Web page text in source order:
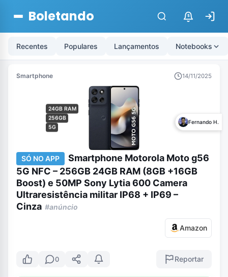
Boletando $
Recentes Populares Lançamentos Notebooks
Smartphone 14/11/2025
24GB RAM
256GB
5G
Fernando H.
SÓ NO APP
Smartphone Motorola Moto g56
5G NFC – 256GB 24GB RAM (8GB +16GB
Boost) e 50MP Sony Lytia 600 Camera
Ultraresistência militar IP68 + IP69 –
Cinza #anúncio
Amazon
0 Reportar